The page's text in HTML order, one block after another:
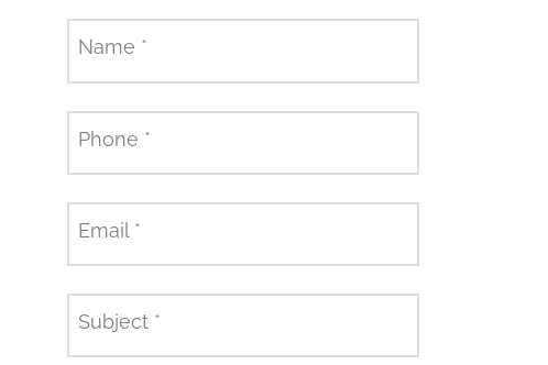
Name *
Phone *
Email *
Subject *